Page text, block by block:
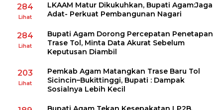
284
Lihat
LKAAM Matur Dikukuhkan, Bupati Agam:Jaga
Adat- Perkuat Pembangunan Nagari
284
Lihat
Bupati Agam Dorong Percepatan Penetapan
Trase Tol, Minta Data Akurat Sebelum
Keputusan Diambil
203
Lihat
Pemkab Agam Matangkan Trase Baru Tol
Sicincin–Bukittinggi, Bupati : Dampak
Sosialnya Lebih Kecil